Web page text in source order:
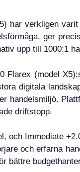
har verkligen
ger
upp till 1000:1
Flarex (model
digitala
handelsmiljö.
driftstopp.
och Immediate
och erfarna
bättre